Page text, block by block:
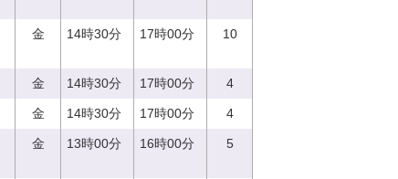
金 14時30分 17時00分 10
金 14時30分 17時00分 4
金 14時30分 17時00分 4
金 13時00分 16時00分 5